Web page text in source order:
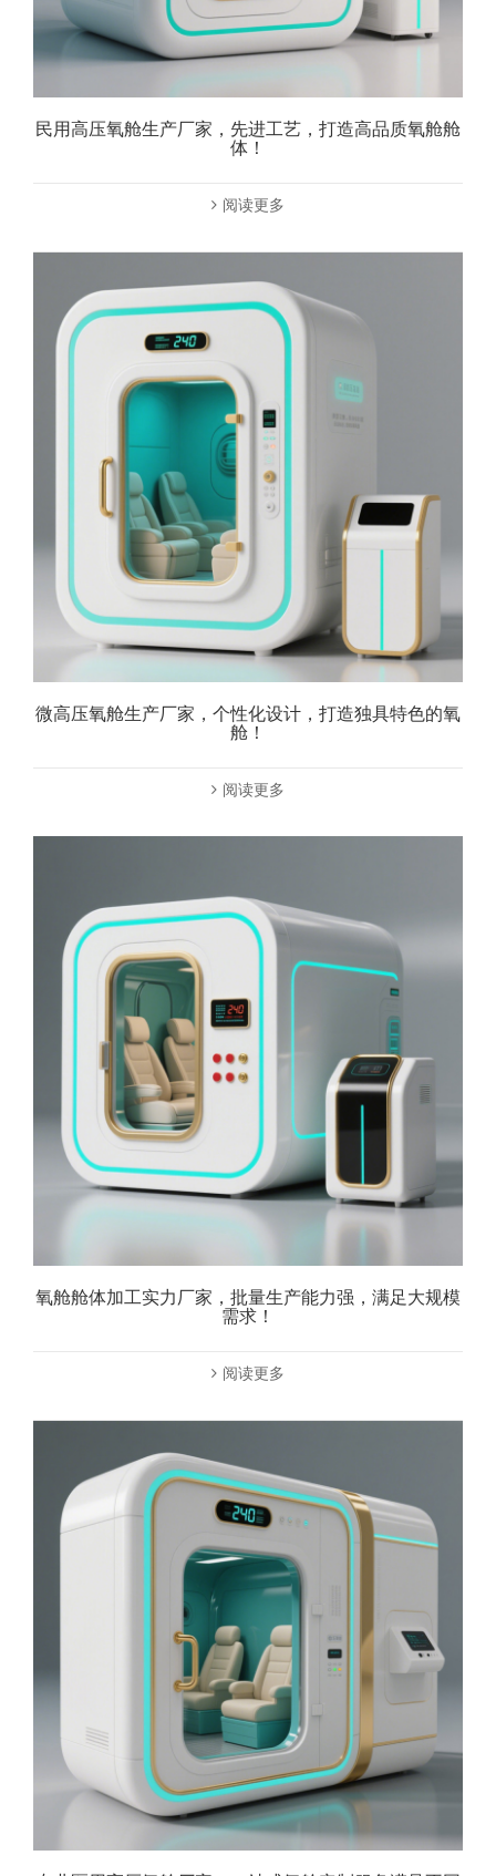
民用高压氧舱生产厂家，先进工艺，打造高品质氧舱舱
体！
阅读更多
微高压氧舱生产厂家，个性化设计，打造独具特色的氧
舱！
阅读更多
氧舱舱体加工实力厂家，批量生产能力强，满足大规模
需求！
阅读更多